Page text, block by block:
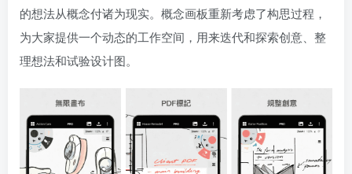
的想法从概念付诸为现实。概念画板重新考虑了构思过程，
为大家提供一个动态的工作空间，用来迭代和探索创意、整
理想法和试验设计图。